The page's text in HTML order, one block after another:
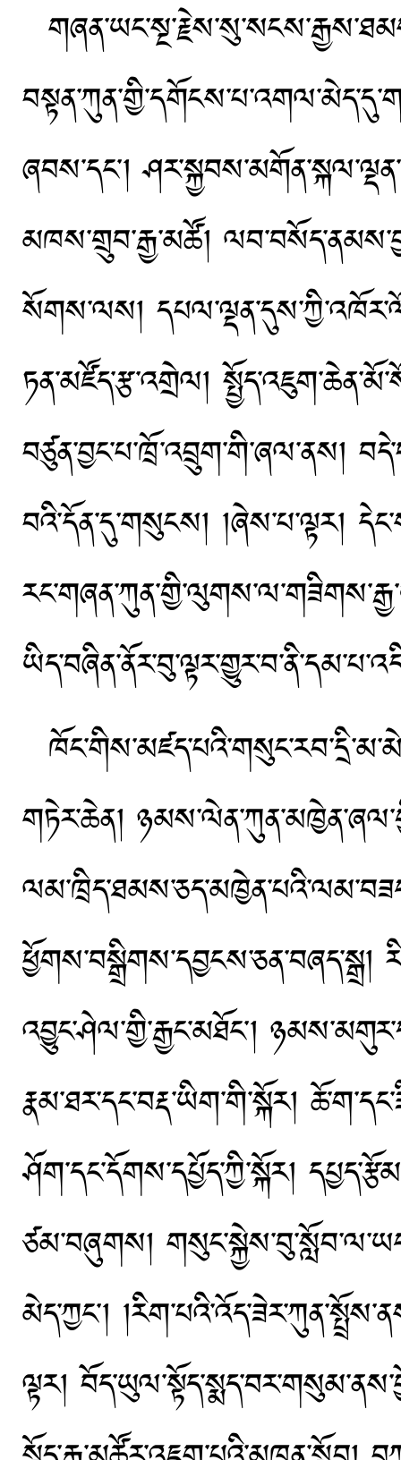
ཞབས་དང༌།
མཁས་གྲུབ་རྒྱ་མཚོ།
སོགས་ལས།
ཏན་མཛོད་རྩ་འགྲེལ།
བཙུན་བྱང་པ་ཁྲོ་འབྲུག་གི་ཞལ་ནས།
བའི་དོན་དུ་གསུངས། །ཞེས་པ་ལྟར།
གཏེར་ཆེན།
ཕྱོགས་བསྒྲིགས་དབྱངས་ཅན་བཞད་སྒྲ།
འབྱུང་ཤེལ་གྱི་རྒྱང་མཐོང༌།
རྣམ་ཐར་དང་བརྡ་ཡིག་གི་སྐོར།
ཤོག་དང་དོགས་དཔྱོད་ཀྱི་སྐོར།
ཙམ་བཞུགས།
མེད་ཀྱང༌།
ལྟར།